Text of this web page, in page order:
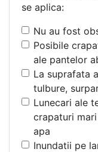
se aplica:
Nu au fost
Posibile
ale pantelor
La suprafata
tulbure,
Lunecari ale
crapaturi
apa
Inundatii pe